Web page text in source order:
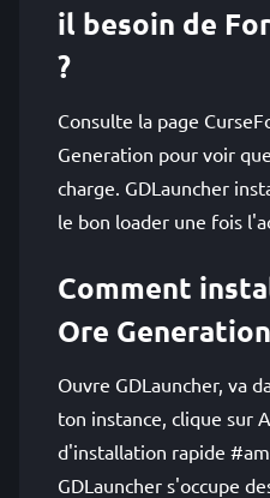
il besoin de
?
Consulte la page
Generation pour voir
charge. GDLauncher
le bon loader une fois
Comment
Ore
Ouvre GDLauncher, va
ton instance, clique sur
d'installation rapide
GDLauncher s'occupe